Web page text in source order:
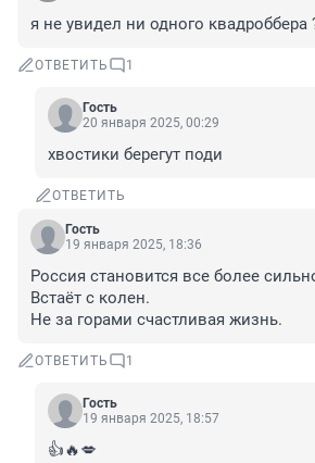
я не увидел ни одного квадроббера
ОТВЕТИТЬ 1
Гость
20 января 2025, 00:29
хвостики берегут поди
ОТВЕТИТЬ
Гость
19 января 2025, 18:36
Россия становится все более
Встаёт с колен.
Не за горами счастливая жизнь.
ОТВЕТИТЬ 1
Гость
19 января 2025, 18:57
👍🔥💋